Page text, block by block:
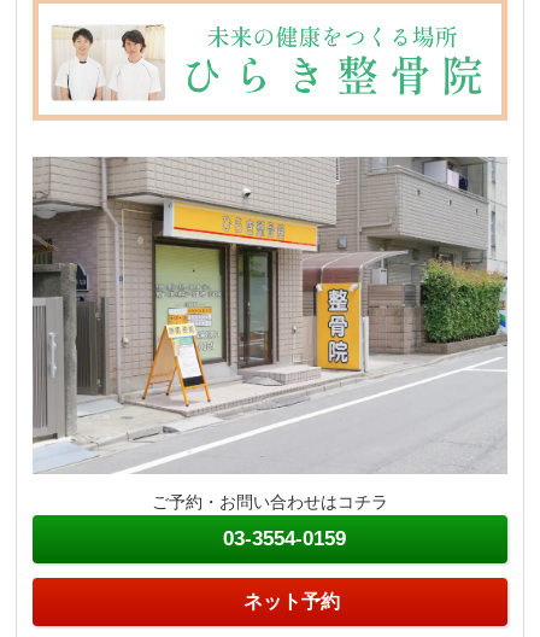
ご予約・お問い合わせはコチラ
03-3554-0159
ネット予約